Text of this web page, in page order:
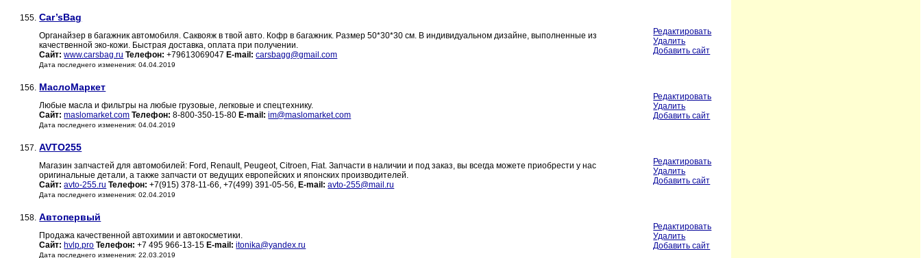
155. Car’sBag
Органайзер в багажник автомобиля. Саквояж в твой авто. Кофр в багажник. Размер 50*30*30 см. В индивидуальном дизайне, выполненные из
качественной эко-кожи. Быстрая доставка, оплата при получении.
Сайт: www.carsbag.ru Телефон: +79613069047 E-mail: carsbagg@gmail.com
Дата последнего изменения: 04.04.2019
Редактировать
Удалить
Добавить сайт
156. МаслоМаркет
Любые масла и фильтры на любые грузовые, легковые и спецтехнику.
Сайт: maslomarket.com Телефон: 8-800-350-15-80 E-mail: im@maslomarket.com
Дата последнего изменения: 04.04.2019
Редактировать
Удалить
Добавить сайт
157. AVTO255
Магазин запчастей для автомобилей: Ford, Renault, Peugeot, Citroen, Fiat. Запчасти в наличии и под заказ, вы всегда можете приобрести у нас
оригинальные детали, а также запчасти от ведущих европейских и японских производителей.
Сайт: avto-255.ru Телефон: +7(915) 378-11-66, +7(499) 391-05-56, E-mail: avto-255@mail.ru
Дата последнего изменения: 02.04.2019
Редактировать
Удалить
Добавить сайт
158. Автопервый
Продажа качественной автохимии и автокосметики.
Сайт: hvlp.pro Телефон: +7 495 966-13-15 E-mail: itonika@yandex.ru
Дата последнего изменения: 22.03.2019
Редактировать
Удалить
Добавить сайт